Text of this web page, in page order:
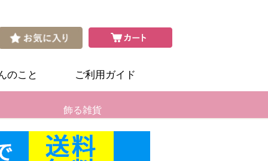
のこと ご利用ガイド
飾る雑貨